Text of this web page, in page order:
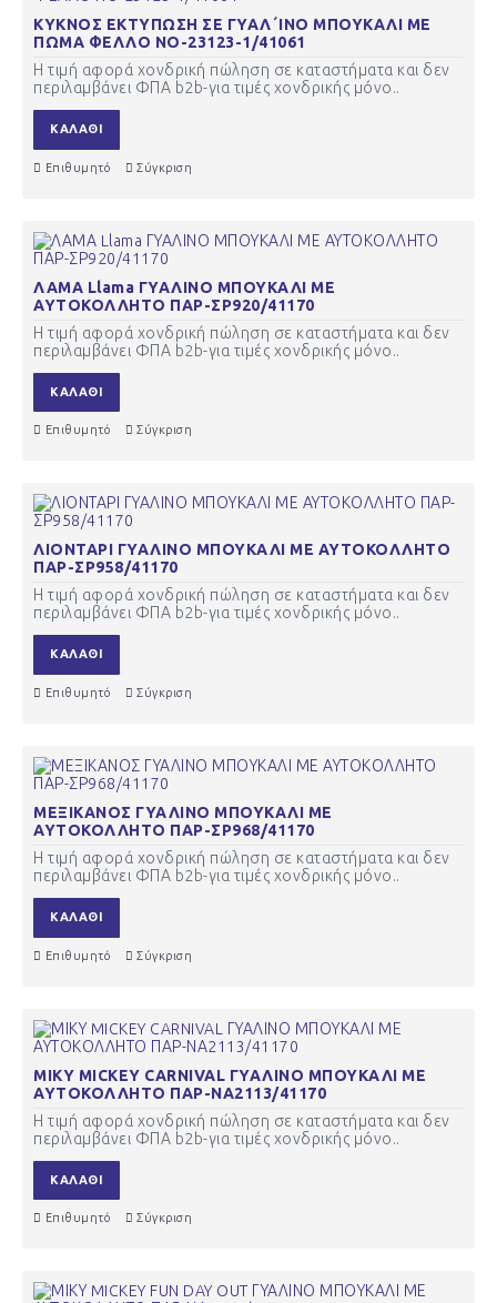
ΚΥΚΝΟΣ ΕΚΤΥΠΩΣΗ ΣΕ ΓΥΑΛ΄ΙΝΟ ΜΠΟΥΚΑΛΙ ΜΕ
ΠΩΜΑ ΦΕΛΛΟ ΝΟ-23123-1/41061
Η τιμή αφορά χονδρική πώληση σε καταστήματα και δεν
περιλαμβάνει ΦΠΑ b2b-για τιμές χονδρικής μόνο..
ΚΑΛΆΘΙ
Επιθυμητό Σύγκριση
ΛΑΜΑ Llama ΓΥΑΛΙΝΟ ΜΠΟΥΚΑΛΙ ΜΕ
ΑΥΤΟΚΟΛΛΗΤΟ ΠΑΡ-ΣΡ920/41170
Η τιμή αφορά χονδρική πώληση σε καταστήματα και δεν
περιλαμβάνει ΦΠΑ b2b-για τιμές χονδρικής μόνο..
ΚΑΛΆΘΙ
Επιθυμητό Σύγκριση
ΛΙΟΝΤΑΡΙ ΓΥΑΛΙΝΟ ΜΠΟΥΚΑΛΙ ΜΕ ΑΥΤΟΚΟΛΛΗΤΟ
ΠΑΡ-ΣΡ958/41170
Η τιμή αφορά χονδρική πώληση σε καταστήματα και δεν
περιλαμβάνει ΦΠΑ b2b-για τιμές χονδρικής μόνο..
ΚΑΛΆΘΙ
Επιθυμητό Σύγκριση
ΜΕΞΙΚΑΝΟΣ ΓΥΑΛΙΝΟ ΜΠΟΥΚΑΛΙ ΜΕ
ΑΥΤΟΚΟΛΛΗΤΟ ΠΑΡ-ΣΡ968/41170
Η τιμή αφορά χονδρική πώληση σε καταστήματα και δεν
περιλαμβάνει ΦΠΑ b2b-για τιμές χονδρικής μόνο..
ΚΑΛΆΘΙ
Επιθυμητό Σύγκριση
ΜΙΚΥ MICKEY CARNIVAL ΓΥΑΛΙΝΟ ΜΠΟΥΚΑΛΙ ΜΕ
ΑΥΤΟΚΟΛΛΗΤΟ ΠΑΡ-ΝΑ2113/41170
Η τιμή αφορά χονδρική πώληση σε καταστήματα και δεν
περιλαμβάνει ΦΠΑ b2b-για τιμές χονδρικής μόνο..
ΚΑΛΆΘΙ
Επιθυμητό Σύγκριση